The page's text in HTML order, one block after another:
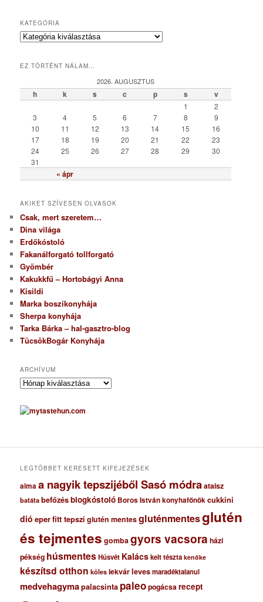
KATEGÓRIA
K
e
ó
r
EZ TÖRTÉNT NÁLAM…
2026. AUGUSZTUS
h k s c p s v
« ápr
1
2
3
4 5 6 7 8
9
10
11 12 13 14 15
16
17
18 19 20 21 22
23
24
25 26 27 28 29
30
31
AKIKET SZÍVESEN OLVASOK
Csak, mert szeretem…
Dina világa
Erdőkóstoló
Fakanálforgató tollforgató
Gyömbér
Kakukkfű – Hortobágyi Anna
Kisildi
Marka boszikonyhája
Sherpa konyhája
Tarka Bárka – hal-gasztro-blog
TücsökBogár Konyhája
ARCHÍVUM
A
c
h
u
LEGTÖBBET KERESETT KIFEJEZÉSEK
almaa nagyik tepszijéből Sasó módraataisz
batáta befőzésblogkóstoló Boros István konyhafőnökcukkini
dió eperfitt tepszi glutén mentesgluténmentesglutén
és tejmentes gombagyors vacsora házi
pékség húsmentesHúsvét Kalácskelt tészta kenőke
készítsd otthon köles lekvárlevesmaradéktalanul
medvehagymapalacsinta paleopogácsarecept